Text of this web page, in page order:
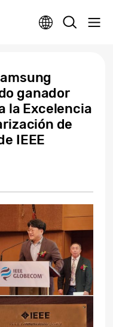
ganador
la Excelencia
de
IEEE